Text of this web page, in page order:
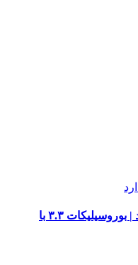
خرید شیشه‌آلات آزمایشگاهی استاندارد | بوروسیلیکات ۳.۳ با